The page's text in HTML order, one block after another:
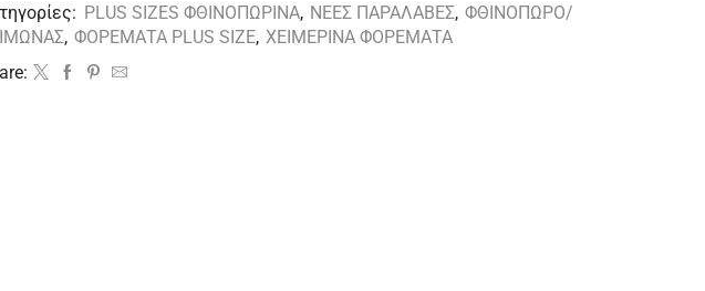
PLUS SIZES ΦΘΙΝΟΠΩΡΙΝΑ, ΝΕΕΣ ΠΑΡΑΛΑΒΕΣ, ΦΘΙΝΟΠΩΡΟ/
, ΦΟΡΕΜΑΤΑ PLUS SIZE, ΧΕΙΜΕΡΙΝΑ ΦΟΡΕΜΑΤΑ